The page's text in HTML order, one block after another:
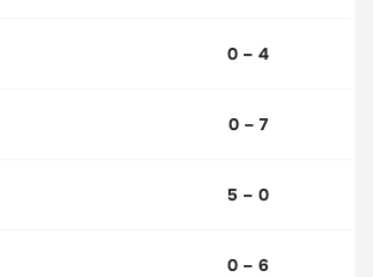
0 – 4
0 – 7
5 – 0
0 – 6